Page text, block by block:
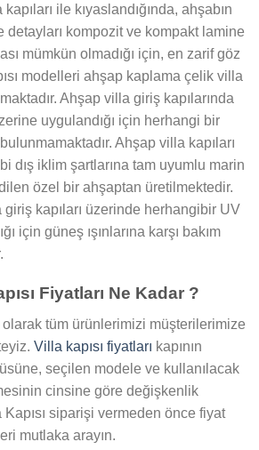
ile kıyaslandığında, ahşabın
detayları kompozit ve kompakt lamine
mümkün olmadığı için, en zarif göz
modelleri ahşap kaplama çelik villa
Ahşap villa giriş kapılarında
uygulandığı için herhangi bir
Ahşap villa kapıları
dış iklim şartlarına tam uyumlu marin
özel bir ahşaptan üretilmektedir.
kapıları üzerinde herhangibir UV
için güneş ışınlarına karşı bakım
Fiyatları Ne Kadar ?
olarak tüm ürünlerimizi müşterilerimize
Villa kapısı fiyatları kapının
seçilen modele ve kullanılacak
cinsine göre değişkenlik
siparişi vermeden önce fiyat
mutlaka arayın.